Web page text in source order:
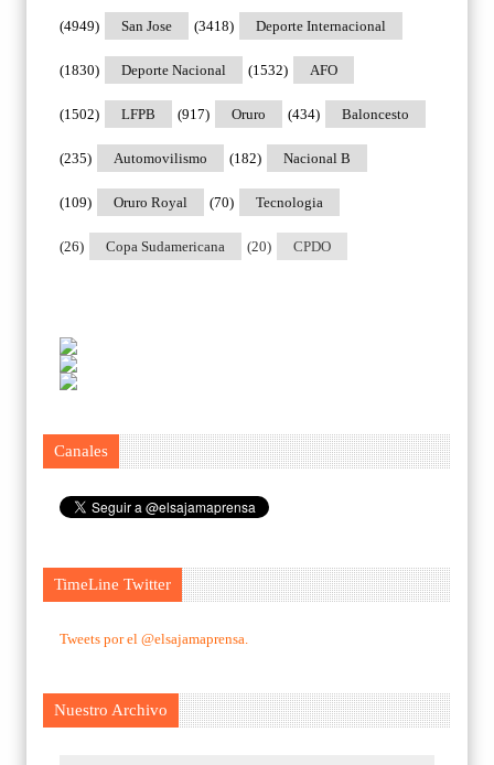
San Jose
(4949) Deporte Internacional
(3418)
Deporte Nacional
(1830) AFO
(1532)
LFPB
(1502) Oruro
(917) Baloncesto
(434)
Automovilismo
(235) Nacional B
(182)
Oruro Royal
(109) Tecnologia
(70)
Copa Sudamericana
(26) CPDO
(20)
Canales
TimeLine Twitter
Tweets por el @elsajamaprensa.
Nuestro Archivo